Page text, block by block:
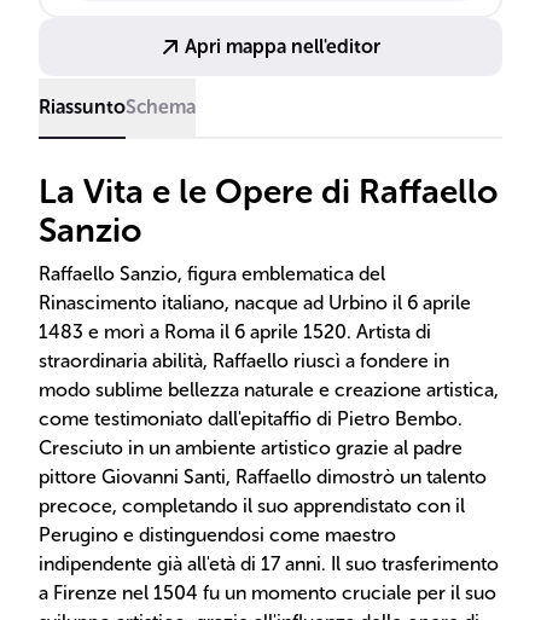
Apri mappa nell'editor
RiassuntoSchema
La Vita e le Opere di Raffaello
Sanzio
Raffaello Sanzio, figura emblematica del
Rinascimento italiano, nacque ad Urbino il 6 aprile
1483 e morì a Roma il 6 aprile 1520. Artista di
straordinaria abilità, Raffaello riuscì a fondere in
modo sublime bellezza naturale e creazione artistica,
come testimoniato dall'epitaffio di Pietro Bembo.
Cresciuto in un ambiente artistico grazie al padre
pittore Giovanni Santi, Raffaello dimostrò un talento
precoce, completando il suo apprendistato con il
Perugino e distinguendosi come maestro
indipendente già all'età di 17 anni. Il suo trasferimento
a Firenze nel 1504 fu un momento cruciale per il suo